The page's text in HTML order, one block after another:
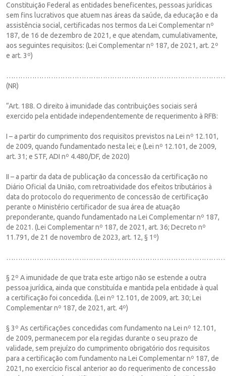
Constituição Federal as entidades beneficentes, pessoas jurídicas
sem fins lucrativos que atuem nas áreas da saúde, da educação e da
assistência social, certificadas nos termos da Lei Complementar nº
187, de 16 de dezembro de 2021, e que atendam, cumulativamente,
aos seguintes requisitos: (Lei Complementar nº 187, de 2021, art. 2º
e art. 3º)
(NR)
“Art. 188. O direito à imunidade das contribuições sociais será
exercido pela entidade independentemente de requerimento à RFB:
I – a partir do cumprimento dos requisitos previstos na Lei nº 12.101,
de 2009, quando fundamentado nesta lei; e (Lei nº 12.101, de 2009,
art. 31; e STF, ADI nº 4.480/DF, de 2020)
II – a partir da data de publicação da concessão da certificação no
Diário Oficial da União, com retroatividade dos efeitos tributários à
data do protocolo do requerimento de concessão de certificação
perante o Ministério certificador de sua área de atuação
preponderante, quando fundamentado na Lei Complementar nº 187,
de 2021. (Lei Complementar nº 187, de 2021, art. 36; Decreto nº
11.791, de 21 de novembro de 2023, art. 12, § 1º)
§ 2º A imunidade de que trata este artigo não se estende a outra
pessoa jurídica, ainda que constituída e mantida pela entidade à qual
a certificação foi concedida. (Lei nº 12.101, de 2009, art. 30; Lei
Complementar nº 187, de 2021, art. 4º)
§ 3º As certificações concedidas com fundamento na Lei nº 12.101,
de 2009, permanecem por ela regidas durante o seu prazo de
validade, sem prejuízo do cumprimento obrigatório dos requisitos
para a certificação com fundamento na Lei Complementar nº 187, de
2021, no exercício fiscal anterior ao do requerimento de concessão